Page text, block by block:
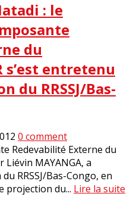
: le
du
s’est entretenu
du RRSSJ/Bas-
0 comment
Redevabilité Externe du
Liévin MAYANGA, a
RRSSJ/Bas-Congo, en
projection du... Lire la suite